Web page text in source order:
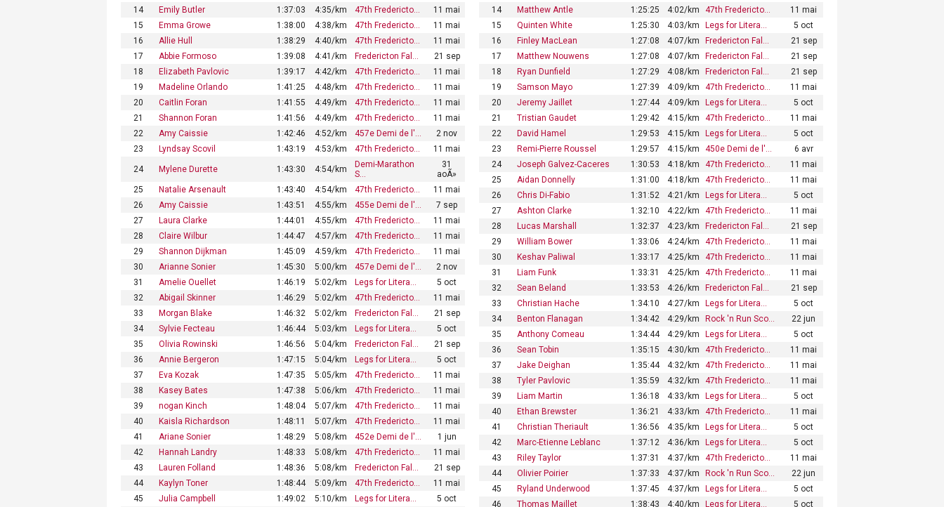
14
Emily Butler 1:37:03 4:35/km 47th Fredericto…
11 mai
15
Emma Growe 1:38:00 4:38/km 47th Fredericto…
11 mai
16
Allie Hull 1:38:29 4:40/km 47th Fredericto…
11 mai
17
Abbie Formoso 1:39:08 4:41/km Fredericton Fal…
21 sep
18
Elizabeth Pavlovic 1:39:17 4:42/km 47th Fredericto…
11 mai
19
Madeline Orlando 1:41:25 4:48/km 47th Fredericto…
11 mai
20
Caitlin Foran 1:41:55 4:49/km 47th Fredericto…
11 mai
21
Shannon Foran 1:41:56 4:49/km 47th Fredericto…
11 mai
22
Amy Caissie 1:42:46 4:52/km 457e Demi de l'…
2 nov
23
Lyndsay Scovil 1:43:19 4:53/km 47th Fredericto… 11 mai
24 Mylene Durette 1:43:30 4:54/km
Demi-Marathon
S…
31
aoÃ»
25
Natalie Arsenault 1:43:40 4:54/km 47th Fredericto…
11 mai
26
Amy Caissie 1:43:51 4:55/km 455e Demi de l'…
7 sep
27
Laura Clarke 1:44:01 4:55/km 47th Fredericto…
11 mai
28
Claire Wilbur 1:44:47 4:57/km 47th Fredericto…
11 mai
29
Shannon Dijkman 1:45:09 4:59/km 47th Fredericto…
11 mai
30
Arianne Sonier 1:45:30 5:00/km 457e Demi de l'…
2 nov
31
Amelie Ouellet 1:46:19 5:02/km Legs for Litera…
5 oct
32
Abigail Skinner 1:46:29 5:02/km 47th Fredericto…
11 mai
33
Morgan Blake 1:46:32 5:02/km Fredericton Fal…
21 sep
34
Sylvie Fecteau 1:46:44 5:03/km Legs for Litera…
5 oct
35
Olivia Rowinski 1:46:56 5:04/km Fredericton Fal…
21 sep
36
Annie Bergeron 1:47:15 5:04/km Legs for Litera…
5 oct
37
Eva Kozak 1:47:35 5:05/km 47th Fredericto…
11 mai
38
Kasey Bates 1:47:38 5:06/km 47th Fredericto…
11 mai
39
nogan Kinch 1:48:04 5:07/km 47th Fredericto…
11 mai
40
Kaisla Richardson 1:48:11 5:07/km 47th Fredericto…
11 mai
41
Ariane Sonier 1:48:29 5:08/km 452e Demi de l'…
1 jun
42
Hannah Landry 1:48:33 5:08/km 47th Fredericto…
11 mai
43
Lauren Folland 1:48:36 5:08/km Fredericton Fal…
21 sep
44
Kaylyn Toner 1:48:44 5:09/km 47th Fredericto…
11 mai
45
Julia Campbell 1:49:02 5:10/km Legs for Litera…
5 oct
14
Matthew Antle 1:25:25 4:02/km 47th Fredericto…
11 mai
15
Quinten White 1:25:30 4:03/km Legs for Litera…
5 oct
16
Finley MacLean 1:27:08 4:07/km Fredericton Fal…
21 sep
17
Matthew Nouwens 1:27:08 4:07/km Fredericton Fal…
21 sep
18
Ryan Dunfield 1:27:29 4:08/km Fredericton Fal…
21 sep
19
Samson Mayo 1:27:39 4:09/km 47th Fredericto…
11 mai
20
Jeremy Jaillet 1:27:44 4:09/km Legs for Litera…
5 oct
21
Tristian Gaudet 1:29:42 4:15/km 47th Fredericto…
11 mai
22
David Hamel 1:29:53 4:15/km Legs for Litera…
5 oct
23
Remi-Pierre Roussel 1:29:57 4:15/km 450e Demi de l'…
6 avr
24
Joseph Galvez-Caceres 1:30:53 4:18/km 47th Fredericto…
11 mai
25
Aidan Donnelly 1:31:00 4:18/km 47th Fredericto…
11 mai
26
Chris Di-Fabio 1:31:52 4:21/km Legs for Litera…
5 oct
27
Ashton Clarke 1:32:10 4:22/km 47th Fredericto…
11 mai
28
Lucas Marshall 1:32:37 4:23/km Fredericton Fal…
21 sep
29
William Bower 1:33:06 4:24/km 47th Fredericto…
11 mai
30
Keshav Paliwal 1:33:17 4:25/km 47th Fredericto…
11 mai
31
Liam Funk 1:33:31 4:25/km 47th Fredericto…
11 mai
32
Sean Beland 1:33:53 4:26/km Fredericton Fal…
21 sep
33
Christian Hache 1:34:10 4:27/km Legs for Litera…
5 oct
34
Benton Flanagan 1:34:42 4:29/km Rock 'n Run Sco…
22 jun
35
Anthony Comeau 1:34:44 4:29/km Legs for Litera…
5 oct
36
Sean Tobin 1:35:15 4:30/km 47th Fredericto…
11 mai
37
Jake Deighan 1:35:44 4:32/km 47th Fredericto…
11 mai
38
Tyler Pavlovic 1:35:59 4:32/km 47th Fredericto…
11 mai
39
Liam Martin 1:36:18 4:33/km Legs for Litera…
5 oct
40
Ethan Brewster 1:36:21 4:33/km 47th Fredericto…
11 mai
41
Christian Theriault 1:36:56 4:35/km Legs for Litera…
5 oct
42
Marc-Etienne Leblanc 1:37:12 4:36/km Legs for Litera…
5 oct
43
Riley Taylor 1:37:31 4:37/km 47th Fredericto…
11 mai
44
Olivier Poirier 1:37:33 4:37/km Rock 'n Run Sco…
22 jun
45
Ryland Underwood 1:37:45 4:37/km Legs for Litera…
5 oct
46
Thomas Maillet 1:38:43 4:40/km Legs for Litera…
5 oct